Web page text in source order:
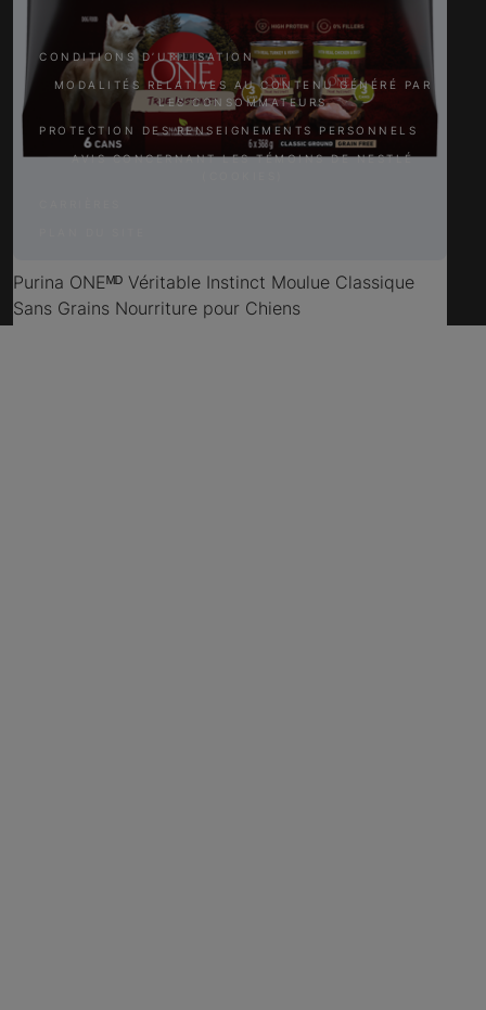
Purina ONEᴹᴰ Véritable Instinct Moulue Classique
Sans Grains Nourriture pour Chiens
CONDITIONS D’UTILISATION
MODALITÉS RELATIVES AU CONTENU GÉNÉRÉ PAR
LES CONSOMMATEURS
PROTECTION DES RENSEIGNEMENTS PERSONNELS
AVIS CONCERNANT LES TÉMOINS DE NESTLÉ